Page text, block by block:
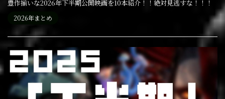
豊作揃いな2026年下半期公開映画を10本紹介！！絶対見逃すな！！！
2026年まとめ